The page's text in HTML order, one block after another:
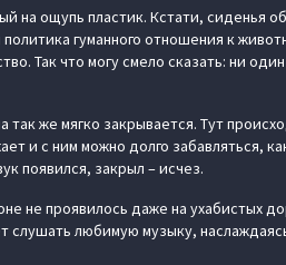
на ощупь пластик. Кстати, сиденья
гуманного отношения к
Так что могу смело сказать: ни
же мягко закрывается. Тут
и с ним можно долго забавляться,
появился, закрыл – исчез.
не проявилось даже на ухабистых
любимую музыку,